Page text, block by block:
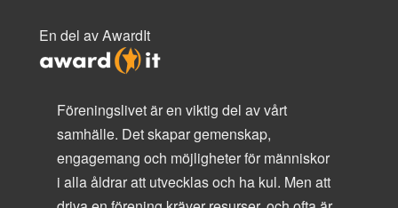
En del av AwardIt
Föreningslivet är en viktig del av vårt
samhälle. Det skapar gemenskap,
engagemang och möjligheter för människor
i alla åldrar att utvecklas och ha kul. Men att